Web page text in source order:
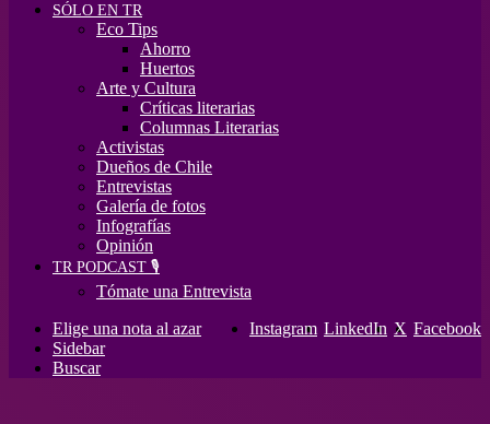
SÓLO EN TR
Eco Tips
Ahorro
Huertos
Arte y Cultura
Críticas literarias
Columnas Literarias
Activistas
Dueños de Chile
Entrevistas
Galería de fotos
Infografías
Opinión
TR PODCAST 🎙️
Tómate una Entrevista
Facebook
X
LinkedIn
Instagram
Elige una nota al azar
Sidebar
Buscar